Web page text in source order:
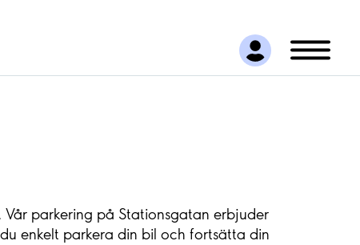
parkering på Stationsgatan erbjuder
enkelt parkera din bil och fortsätta din